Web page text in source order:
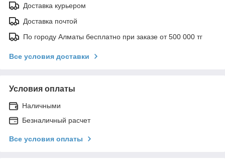
Доставка курьером
Доставка почтой
По городу Алматы бесплатно при заказе от 500 000 тг
Все условия доставки
Условия оплаты
Наличными
Безналичный расчет
Все условия оплаты